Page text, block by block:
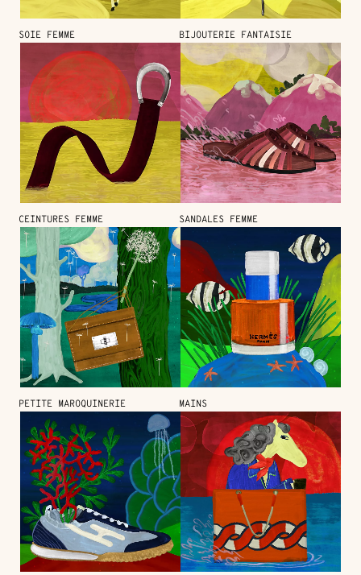
SOIE FEMME BIJOUTERIE FANTAISIE
CEINTURES FEMME SANDALES FEMME
PETITE MAROQUINERIE MAINS